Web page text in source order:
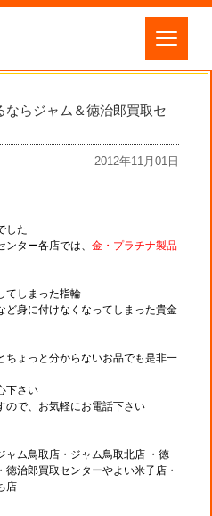
らジャム＆徳治郎買取セ
2012年11月01日
した
ンター各店では、 金・プラチナ製品
てしまった指輪
ど身に付けなくなってしまった貴金
ちょっと分からないお品でも是非一
下さい
ので、お気軽にお電話下さい
ャム鳥取店・ジャム鳥取北店 ・徳
治郎買取センターやよい米子店・
店